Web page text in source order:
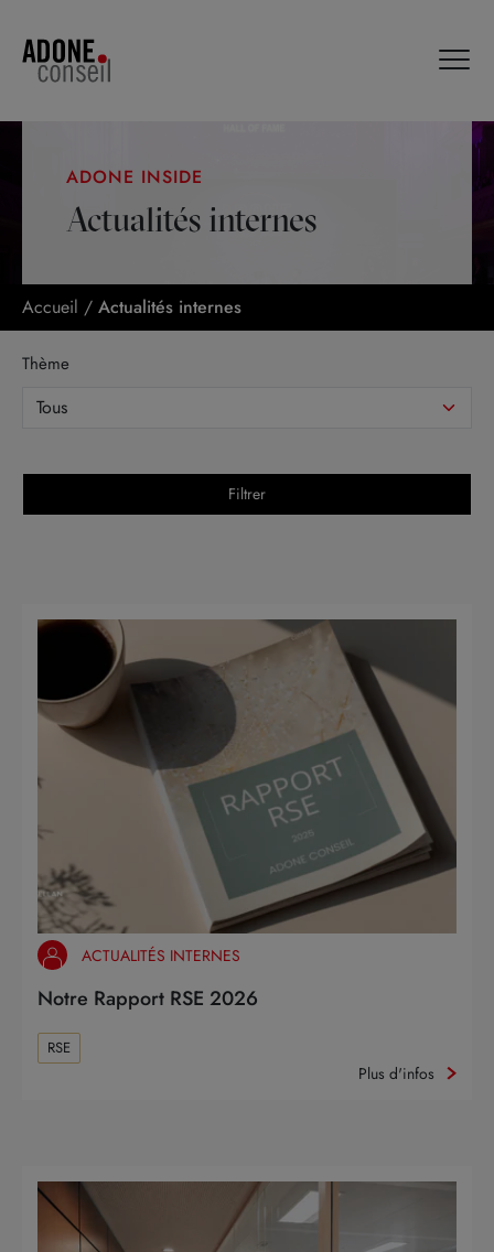
Actualités internes
ADONE INSIDE
Accueil / Actualités internes
Thème
ACTUALITÉS INTERNES
Notre Rapport RSE 2026
RSE
Plus d'infos